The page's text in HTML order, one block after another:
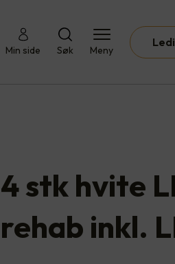
Min side Søk Meny
4 stk hvite
rehab inkl.